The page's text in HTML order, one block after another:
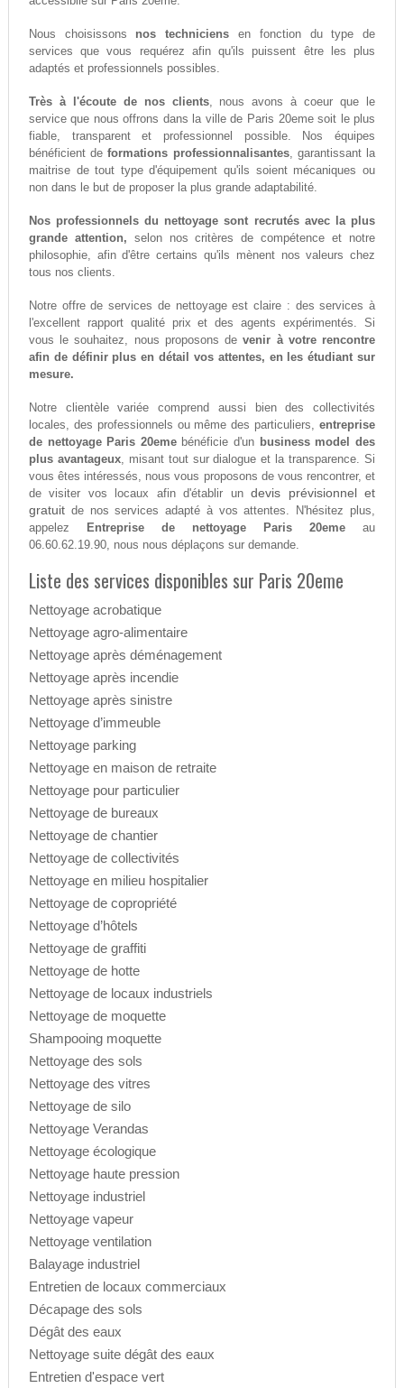
Nous choisissons nos techniciens en fonction du type de
services que vous requérez afin qu'ils puissent être les plus
adaptés et professionnels possibles.
Très à l'écoute de nos clients, nous avons à coeur que le
service que nous offrons dans la ville de Paris 20eme soit le plus
fiable, transparent et professionnel possible. Nos équipes
bénéficient deformations professionnalisantes, garantissant la
maitrise de tout type d'équipement qu'ils soient mécaniques ou
non dans le but de proposer la plus grande adaptabilité.
Nos professionnels du nettoyage sont recrutés avec la plus
grande attention, selon nos critères de compétence et notre
philosophie, afin d'être certains qu'ils mènent nos valeurs chez
tous nos clients.
Notre offre de services de nettoyage est claire : des services à
l'excellent rapport qualité prix et des agents expérimentés. Si
vous le souhaitez, nous proposons devenir à votre rencontre
afin de définir plus en détail vos attentes, en les étudiant sur
mesure.
Notre clientèle variée comprend aussi bien des collectivités
locales, des professionnels ou même des particuliers,entreprise
de nettoyage Paris 20emebénéficie d'un business model des
plus avantageux, misant tout sur dialogue et la transparence. Si
vous êtes intéressés, nous vous proposons de vous rencontrer, et
de visiter vos locaux afin d'établir undevis prévisionnel et
gratuitde nos services adapté à vos attentes. N'hésitez plus,
appelez
Entreprise de nettoyage Paris 20eme au
06.60.62.19.90, nous nous déplaçons sur demande.
Liste des services disponibles sur Paris 20eme
Nettoyage acrobatique
Nettoyage agro-alimentaire
Nettoyage après déménagement
Nettoyage après incendie
Nettoyage après sinistre
Nettoyage d’immeuble
Nettoyage parking
Nettoyage en maison de retraite
Nettoyage pour particulier
Nettoyage de bureaux
Nettoyage de chantier
Nettoyage de collectivités
Nettoyage en milieu hospitalier
Nettoyage de copropriété
Nettoyage d’hôtels
Nettoyage de graffiti
Nettoyage de hotte
Nettoyage de locaux industriels
Nettoyage de moquette
Shampooing moquette
Nettoyage des sols
Nettoyage des vitres
Nettoyage de silo
Nettoyage Verandas
Nettoyage écologique
Nettoyage haute pression
Nettoyage industriel
Nettoyage vapeur
Nettoyage ventilation
Balayage industriel
Entretien de locaux commerciaux
Décapage des sols
Dégât des eaux
Nettoyage suite dégât des eaux
Entretien d'espace vert